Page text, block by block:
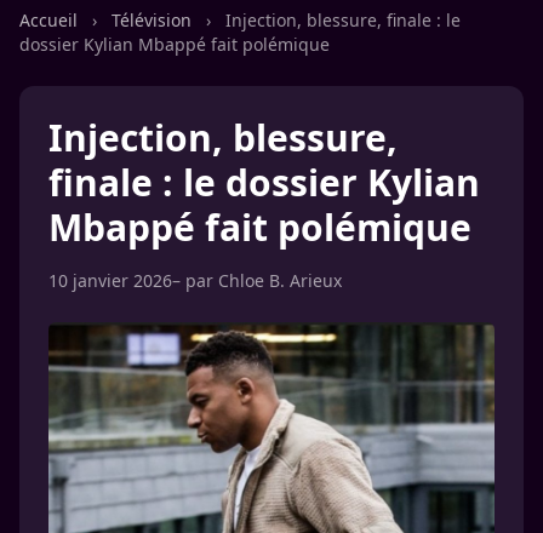
Accueil › Télévision ›
Injection, blessure, finale : le
dossier Kylian Mbappé fait polémique
Injection, blessure,
finale : le dossier Kylian
Mbappé fait polémique
10 janvier 2026– par Chloe B. Arieux